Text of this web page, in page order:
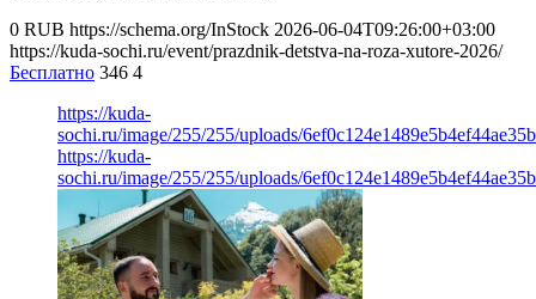
0 RUB https://schema.org/InStock 2026-06-04T09:26:00+03:00
https://kuda-sochi.ru/event/prazdnik-detstva-na-roza-xutore-2026/
Бесплатно 346 4
https://kuda-
sochi.ru/image/255/255/uploads/
https://kuda-
sochi.ru/image/255/255/uploads/